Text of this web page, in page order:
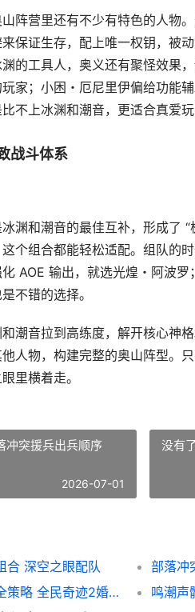
阵营里还有不少有特色的人物
保证生存，配上唯一权钥，被
的工具人，奥义还有聚怪效果
家；小困・厄尼里伊偏给功能
不上冰渊和潮音，更适合真爱
战斗体系
渊和潮音的最佳互补，形成了
个组合都能轻松适配。组队的
AOE 输出，就选光煌・阿波
不错的选择。
潮音拉到高练度，解开核心神
人物，构建完整的奥山阵型。
里横着走。
冲突援兵出兵顺序
2026-07-01
没有了
合 深空之眼配队
全民奇迹结婚戒指获取养成全策略 全民奇迹2婚姻
鸣潮声